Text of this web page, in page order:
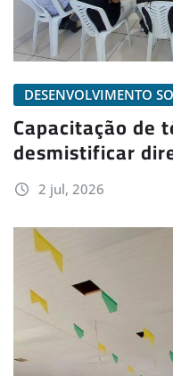
DESENVOLVIMENTO
Capacitação de
desmistificar
2 jul, 2026